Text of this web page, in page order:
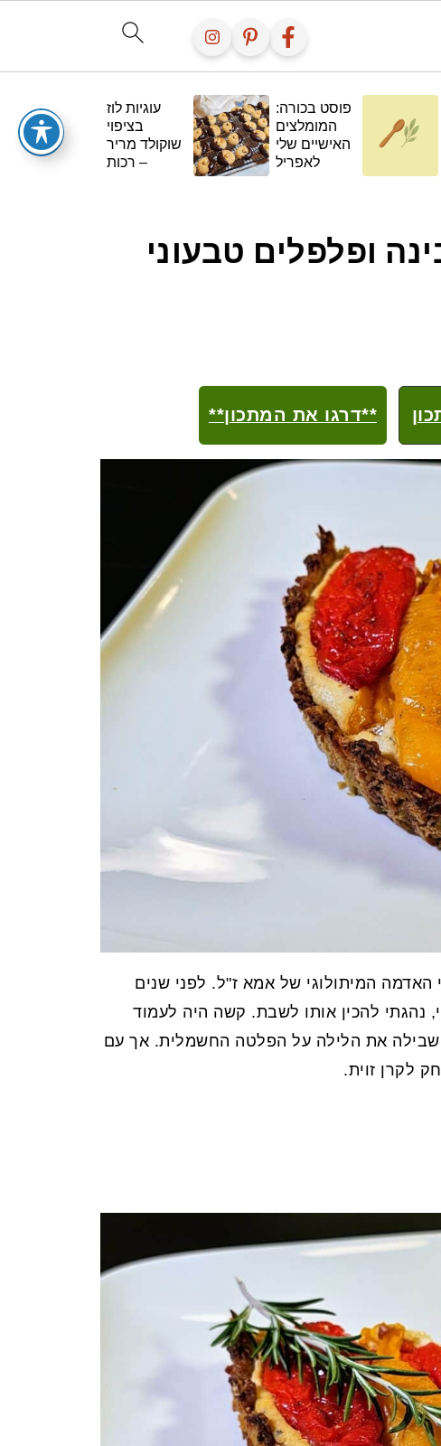
פוסט בכורה:
המומלצים
האישיים שלי
לאפריל
עוגיות לוז
בציפוי
שוקולד מריר
– רכות
ופלפלים טבעוני
**דרגו את המתכון**
המיתולוגי של אמא ז"ל. לפני שנים
נהגתי להכין אותו לשבת. קשה היה לעמוד
שבילה את הלילה על הפלטה החשמלית. אך עם
לקרן זוית.